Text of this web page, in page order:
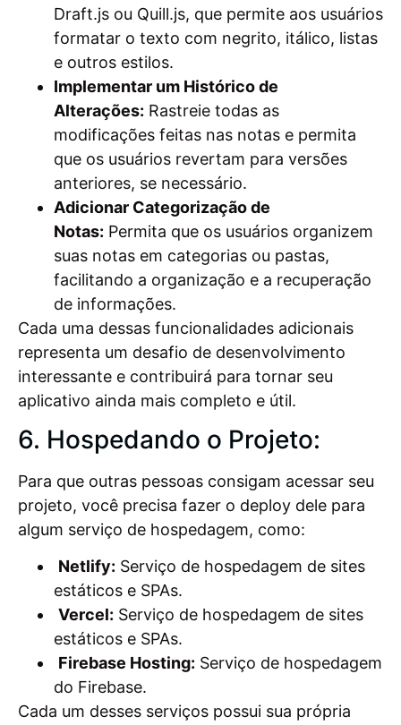
Draft.js ou Quill.js, que permite aos usuários
formatar o texto com negrito, itálico, listas
e outros estilos.
Implementar um Histórico de
Alterações: Rastreie todas as
modificações feitas nas notas e permita
que os usuários revertam para versões
anteriores, se necessário.
Adicionar Categorização de
Notas: Permita que os usuários organizem
suas notas em categorias ou pastas,
facilitando a organização e a recuperação
de informações.
Cada uma dessas funcionalidades adicionais
representa um desafio de desenvolvimento
interessante e contribuirá para tornar seu
aplicativo ainda mais completo e útil.
6. Hospedando o Projeto:
Para que outras pessoas consigam acessar seu
projeto, você precisa fazer o deploy dele para
algum serviço de hospedagem, como:
Netlify: Serviço de hospedagem de sites
estáticos e SPAs.
Vercel: Serviço de hospedagem de sites
estáticos e SPAs.
Firebase Hosting: Serviço de hospedagem
do Firebase.
Cada um desses serviços possui sua própria